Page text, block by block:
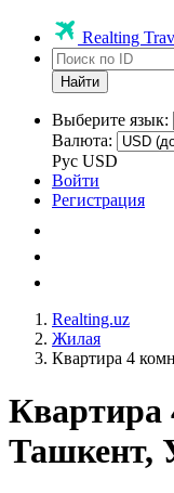
Realting
Найти
Выберите язык:
Валюта:
Рус USD
Войти
Регистрация
Realting.uz
Жилая
Квартира 4
Квартира
Ташкент,